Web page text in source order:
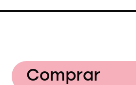
Comprar